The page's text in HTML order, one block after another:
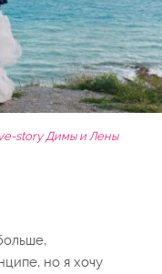
story Димы и Лены
но я хочу